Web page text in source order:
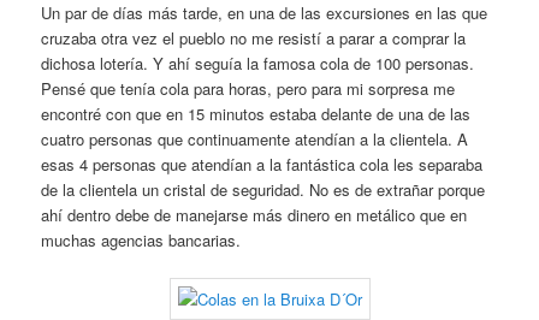
Un par de días más tarde, en una de las excursiones en las que
cruzaba otra vez el pueblo no me resistí a parar a comprar la
dichosa lotería. Y ahí seguía la famosa cola de 100 personas.
Pensé que tenía cola para horas, pero para mi sorpresa me
encontré con que en 15 minutos estaba delante de una de las
cuatro personas que continuamente atendían a la clientela. A
esas 4 personas que atendían a la fantástica cola les separaba
de la clientela un cristal de seguridad. No es de extrañar porque
ahí dentro debe de manejarse más dinero en metálico que en
muchas agencias bancarias.